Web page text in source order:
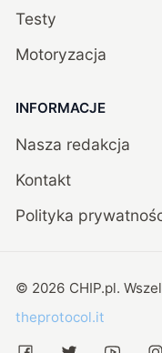
Testy
Motoryzacja
INFORMACJE
Nasza redakcja
Kontakt
Polityka
© 2026 CHIP.pl.
theprotocol.it